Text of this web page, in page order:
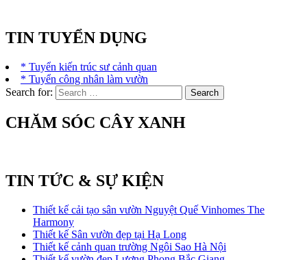
TIN TUYỂN DỤNG
* Tuyển kiến trúc sư cảnh quan
* Tuyển công nhân làm vườn
Search for:
CHĂM SÓC CÂY XANH
TIN TỨC & SỰ KIỆN
Thiết kế cải tạo sân vườn Nguyệt Quế Vinhomes The
Harmony
Thiết kế Sân vườn đẹp tại Hạ Long
Thiết kế cảnh quan trường Ngôi Sao Hà Nội